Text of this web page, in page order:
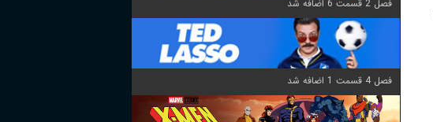
فصل 2 قسمت 6 اضافه شد
فصل 4 قسمت 1 اضافه شد